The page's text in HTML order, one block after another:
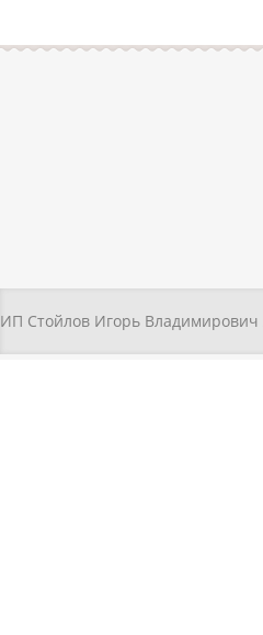
ИП Стойлов Игорь